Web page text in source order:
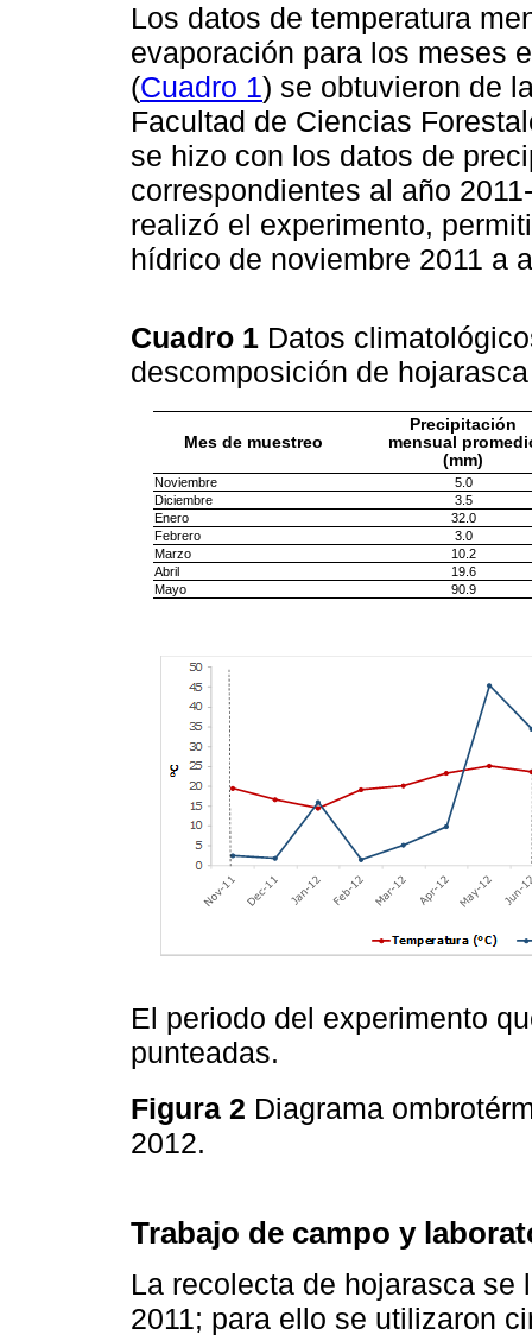
Los datos de temperatura
evaporación para los meses
(Cuadro 1) se obtuvieron de
Facultad de Ciencias
se hizo con los datos de
correspondientes al año
realizó el experimento,
hídrico de noviembre 2011 a
Cuadro 1 Datos
descomposición de
Mes de muestreo
Precipitación
mensual
(mm)
Noviembre
5.0
Diciembre
3.5
Enero
32.0
Febrero
3.0
Marzo
10.2
Abril
19.6
Mayo
90.9
El periodo del experimento
punteadas.
Figura 2 Diagrama
2012.
Trabajo de campo y
La recolecta de hojarasca se
2011; para ello se utilizaron